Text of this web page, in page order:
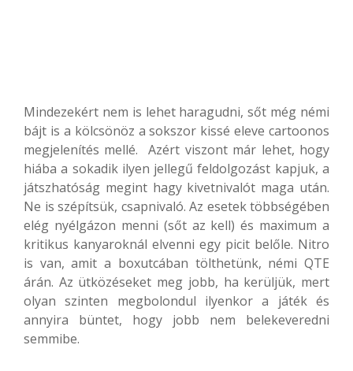
Mindezekért nem is lehet haragudni, sőt még némi
bájt is a kölcsönöz a sokszor kissé eleve cartoonos
megjelenítés mellé. Azért viszont már lehet, hogy
hiába a sokadik ilyen jellegű feldolgozást kapjuk, a
játszhatóság megint hagy kivetnivalót maga után.
Ne is szépítsük, csapnivaló. Az esetek többségében
elég nyélgázon menni (sőt az kell) és maximum a
kritikus kanyaroknál elvenni egy picit belőle. Nitro
is van, amit a boxutcában tölthetünk, némi QTE
árán. Az ütközéseket meg jobb, ha kerüljük, mert
olyan szinten megbolondul ilyenkor a játék és
annyira büntet, hogy jobb nem belekeveredni
semmibe.